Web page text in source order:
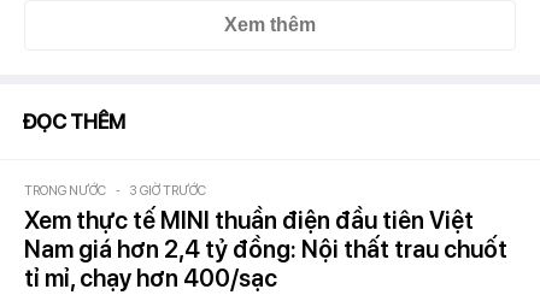
Xem thêm
ĐỌC THÊM
TRONG NƯỚC - 3 GIỜ TRƯỚC
Xem thực tế MINI thuần điện đầu tiên Việt
Nam giá hơn 2,4 tỷ đồng: Nội thất trau chuốt
tỉ mỉ, chạy hơn 400/sạc